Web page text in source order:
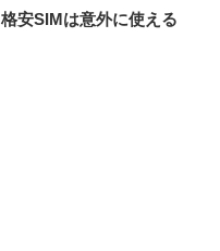
稿
の
格安SIMは意外に使える